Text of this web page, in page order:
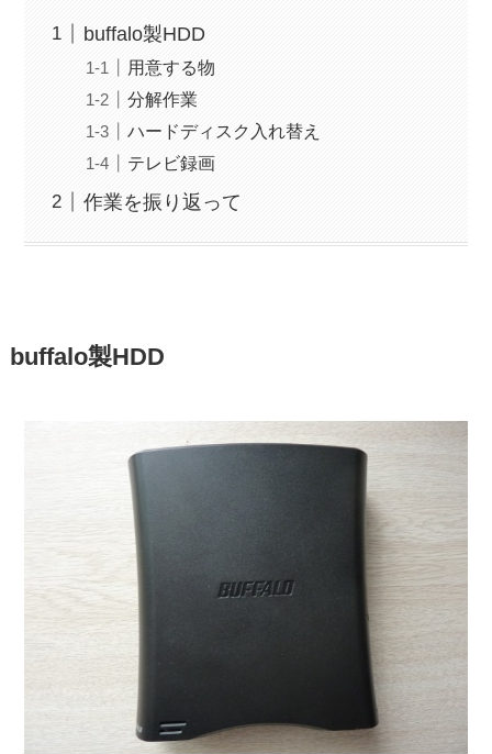
buffalo製HDD
用意する物
分解作業
ハードディスク入れ替え
テレビ録画
作業を振り返って
buffalo製HDD